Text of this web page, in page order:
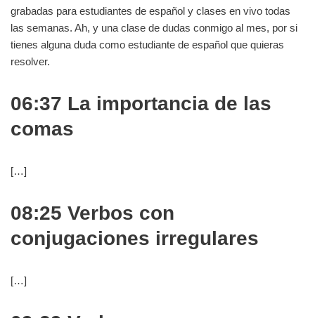
grabadas para estudiantes de español y clases en vivo todas
las semanas. Ah, y una clase de dudas conmigo al mes, por si
tienes alguna duda como estudiante de español que quieras
resolver.
06:37 La importancia de las
comas
[…]
08:25 Verbos con
conjugaciones irregulares
[…]